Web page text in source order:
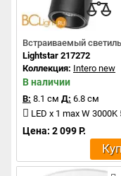
Встраиваемый
Lightstar 217272
Коллекция: Intero new
В наличии
В: 8.1 см Д: 6.8 см
LED x 1 max W 3000K
Цена: 2 099 Р.